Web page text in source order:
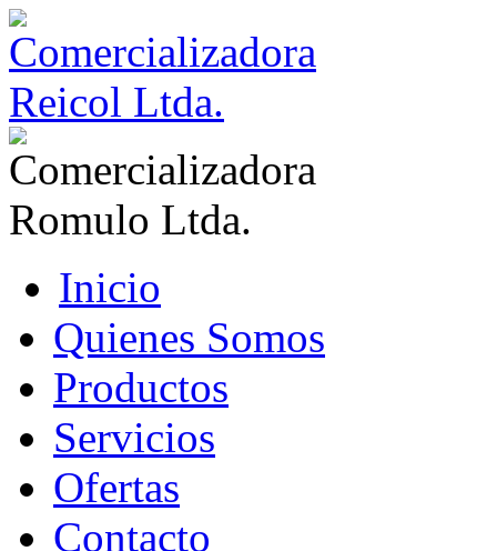
Inicio
Quienes Somos
Productos
Servicios
Ofertas
Contacto